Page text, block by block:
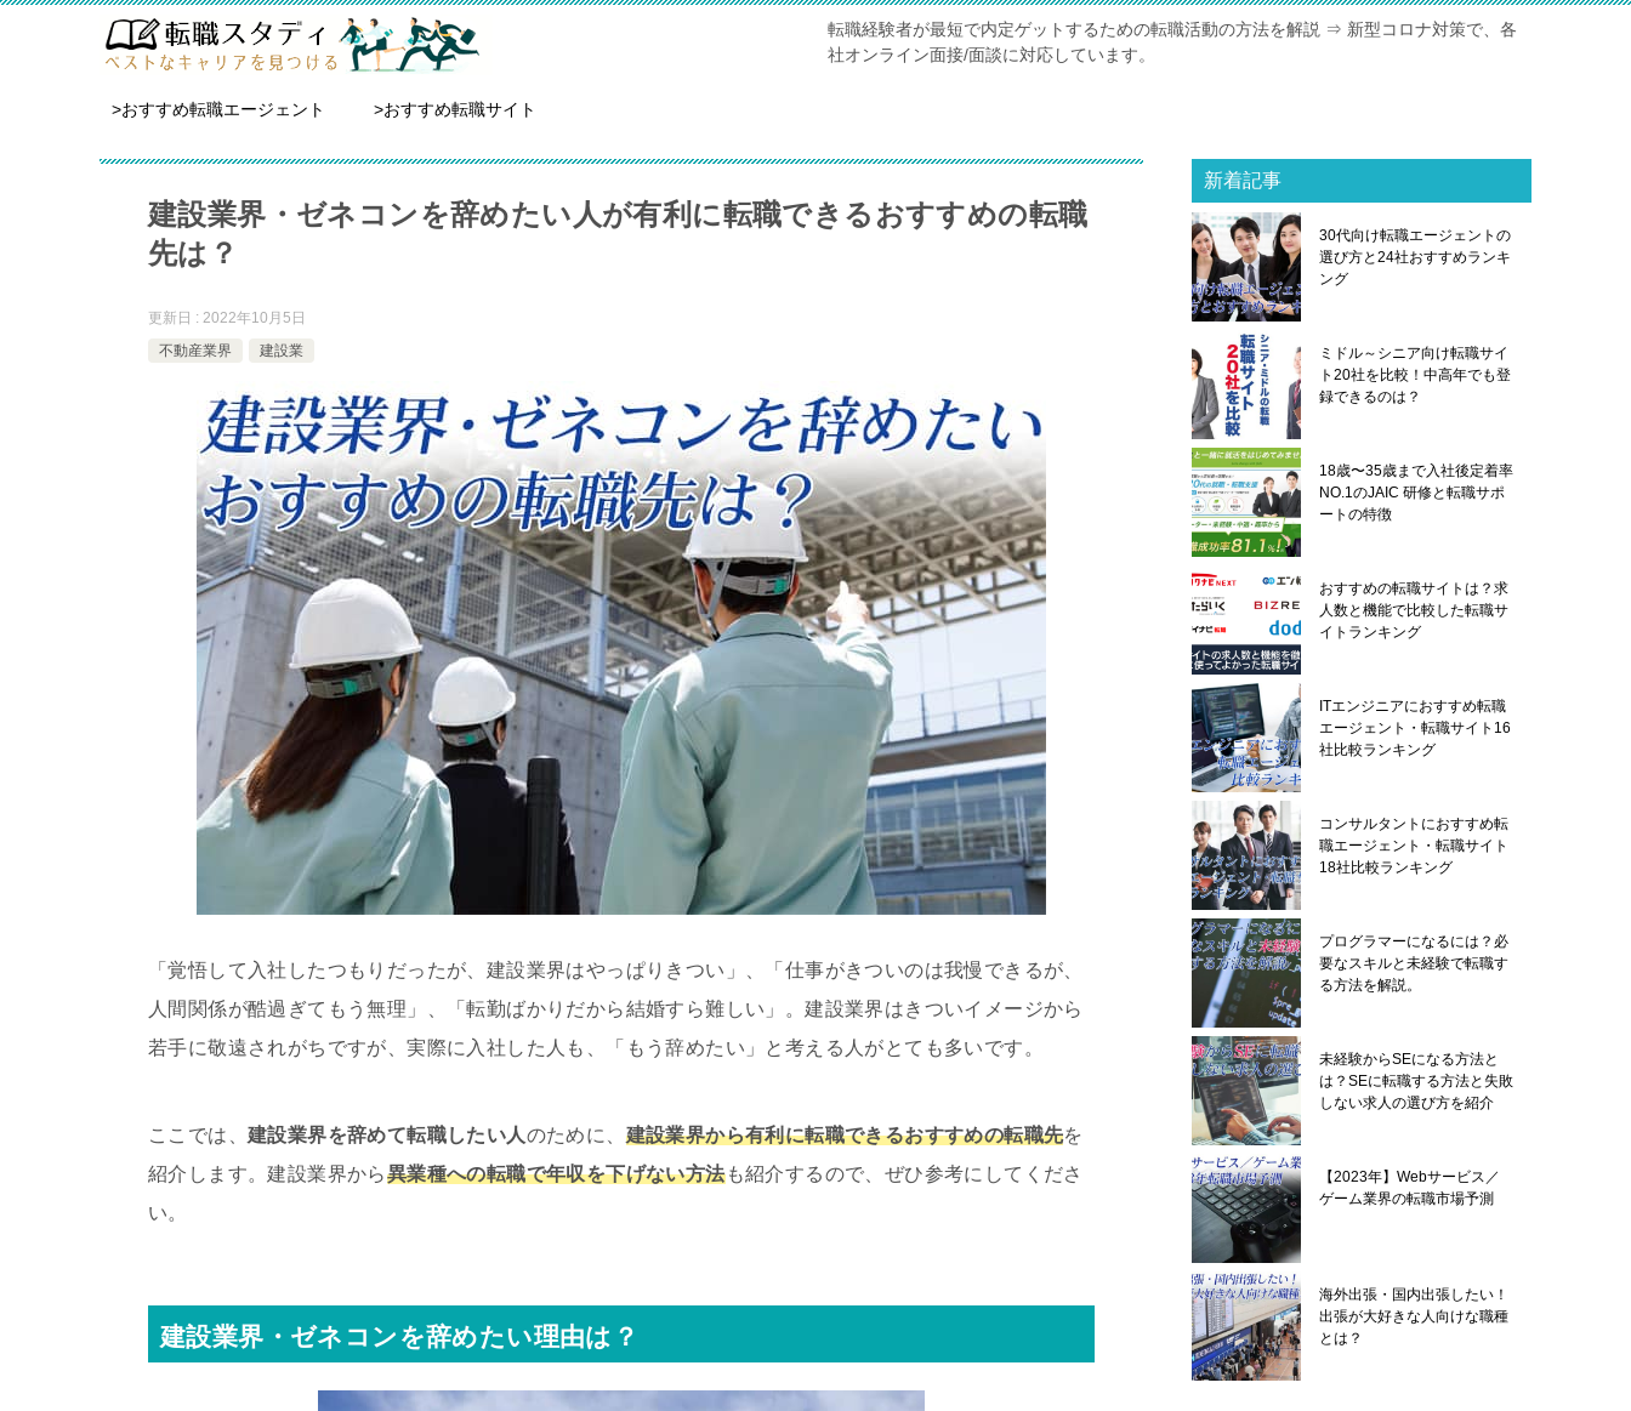
転職経験者が最短で内定ゲットするための転職活動の方法を解説 ⇒ 新型コロナ対策で、各
社オンライン面接/面談に対応しています。
>おすすめ転職エージェント >おすすめ転職サイト
建設業界・ゼネコンを辞めたい人が有利に転職できるおすすめの転職
先は？
更新日 : 2022年10月5日
不動産業界
建設業
「覚悟して入社したつもりだったが、建設業界はやっぱりきつい」、「仕事がきついのは我慢できるが、
人間関係が酷過ぎてもう無理」、「転勤ばかりだから結婚すら難しい」。建設業界はきついイメージから
若手に敬遠されがちですが、実際に入社した人も、「もう辞めたい」と考える人がとても多いです。
ここでは、 建設業界を辞めて転職したい人のために、 建設業界から有利に転職できるおすすめの転職先を
紹介します。建設業界から異業種への転職で年収を下げない方法も紹介するので、ぜひ参考にしてくださ
い。
建設業界・ゼネコンを辞めたい理由は？
新着記事
30代向け転職エージェントの
選び方と24社おすすめランキ
ング
ミドル～シニア向け転職サイ
ト20社を比較！中高年でも登
録できるのは？
18歳〜35歳まで入社後定着率
NO.1のJAIC 研修と転職サポ
ートの特徴
おすすめの転職サイトは？求
人数と機能で比較した転職サ
イトランキング
ITエンジニアにおすすめ転職
エージェント・転職サイト16
社比較ランキング
コンサルタントにおすすめ転
職エージェント・転職サイト
18社比較ランキング
プログラマーになるには？必
要なスキルと未経験で転職す
る方法を解説。
未経験からSEになる方法と
は？SEに転職する方法と失敗
しない求人の選び方を紹介
【2023年】Webサービス／
ゲーム業界の転職市場予測
海外出張・国内出張したい！
出張が大好きな人向けな職種
とは？